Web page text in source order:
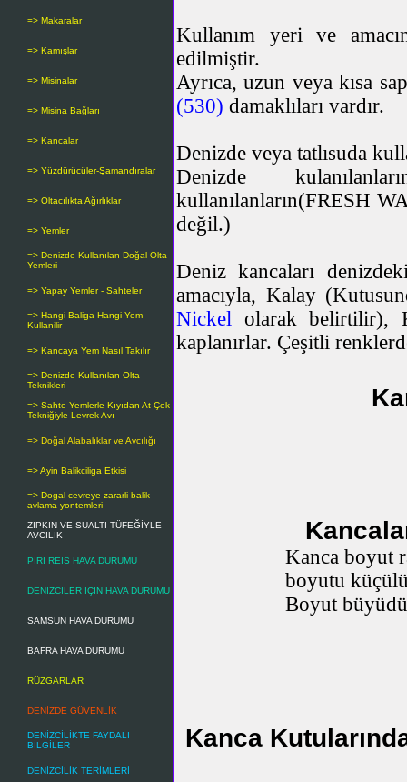
=> Makaralar
=> Kamışlar
=> Misinalar
=> Misina Bağları
=> Kancalar
=> Yüzdürücüler-Şamandıralar
=> Oltacılıkta Ağırlıklar
=> Yemler
=> Denizde Kullanılan Doğal Olta
Yemleri
=> Yapay Yemler - Sahteler
=> Hangi Baliga Hangi Yem
Kullanilir
=> Kancaya Yem Nasıl Takılır
=> Denizde Kullanılan Olta
Teknikleri
=> Sahte Yemlerle Kıyıdan At-Çek
Tekniğiyle Levrek Avı
=> Doğal Alabalıklar ve Avcılığı
=> Ayin Balikciliga Etkisi
=> Dogal cevreye zararli balik
avlama yontemleri
ZIPKIN VE SUALTI TÜFEĞİYLE
AVCILIK
PİRİ REİS HAVA DURUMU
DENİZCİLER İÇİN HAVA DURUMU
SAMSUN HAVA DURUMU
BAFRA HAVA DURUMU
RÜZGARLAR
DENİZDE GÜVENLİK
DENİZCİLİKTE FAYDALI
BİLGİLER
DENİZCİLİK TERİMLERİ
Kullanım yeri ve
edilmiştir.
Ayrıca, uzun veya kısa
(530) damaklıları vardır.
Denizde veya tatlısuda
Denizde
kullanılanların(FRESH
değil.)
Deniz kancaları
amacıyla, Kalay
Nickel olarak belirtilir),
kaplanırlar. Çeşitli
Kanca boyut
boyutu
Boyut
Kanca